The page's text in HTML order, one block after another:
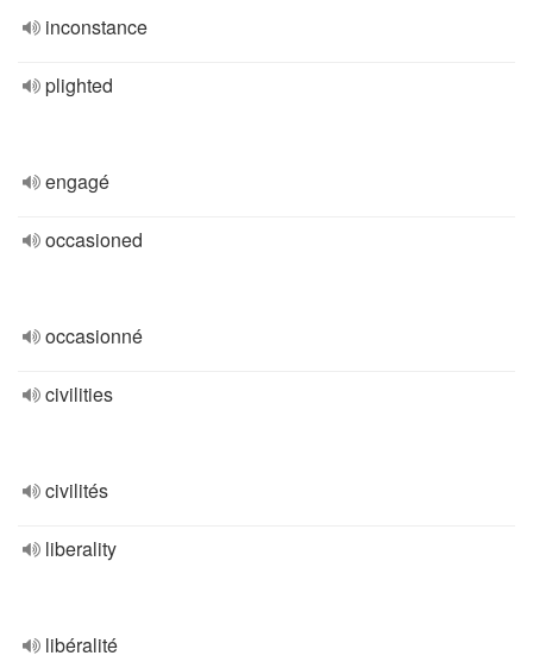
inconstance
plighted
engagé
occasioned
occasionné
civilities
civilités
liberality
libéralité